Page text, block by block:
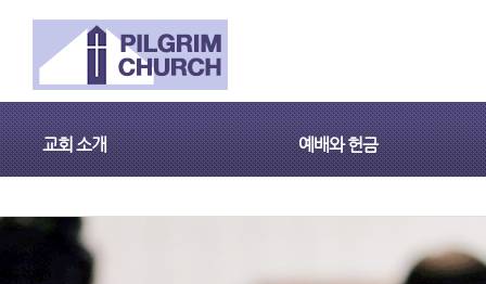
교회 소개 예배와 헌금